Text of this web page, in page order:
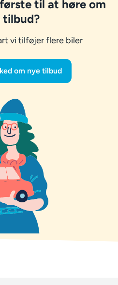
til at høre om
tilbud?
vi tilføjer flere biler
om nye tilbud